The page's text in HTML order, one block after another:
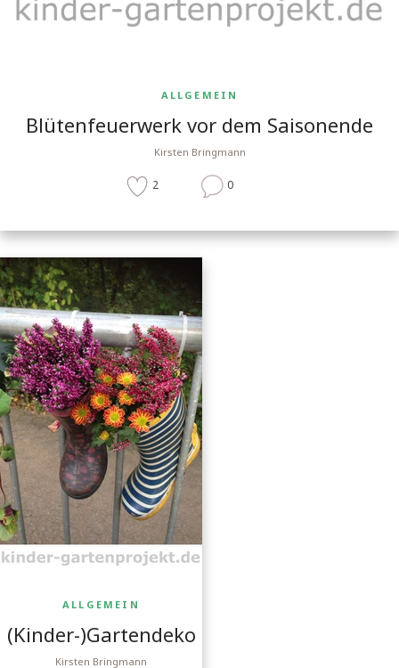
ALLGEMEIN
Blütenfeuerwerk vor dem Saisonende
Kirsten Bringmann
2 0
ALLGEMEIN
(Kinder-)Gartendeko
Kirsten Bringmann